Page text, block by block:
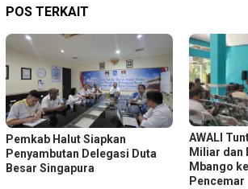
POS TERKAIT
Pemkab Halut Siapkan
Penyambutan Delegasi Duta
Besar Singapura
AWALI
Miliar dan
Mbango
Pencemar